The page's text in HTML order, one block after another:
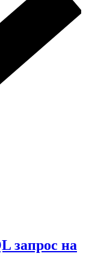
запрос на